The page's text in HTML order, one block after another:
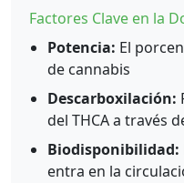
Factores Clave en la
Potencia: El
de cannabis
Descarboxilación:
del THCA a través
Biodisponibilidad:
entra en la